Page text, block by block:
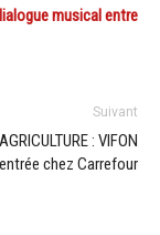
musical entre
Suivant
: VIFON
chez Carrefour